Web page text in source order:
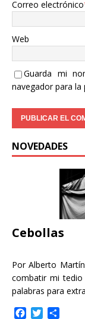
Correo electrónico
Web
Guarda mi
navegador para
NOVEDADES
Cebollas
Por Alberto
combatir mi tedio
palabras para